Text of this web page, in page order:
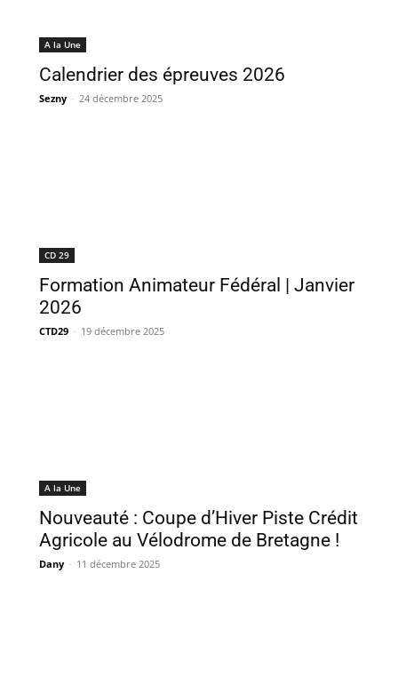
A la Une
Calendrier des épreuves 2026
Sezny - 24 décembre 2025
CD 29
Formation Animateur Fédéral | Janvier
2026
CTD29 - 19 décembre 2025
A la Une
Nouveauté : Coupe d’Hiver Piste Crédit
Agricole au Vélodrome de Bretagne !
Dany - 11 décembre 2025